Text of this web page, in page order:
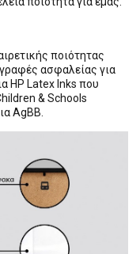
ποιότητας
ασφαλείας για
HP Latex Inks που
& Schools
AgBB.